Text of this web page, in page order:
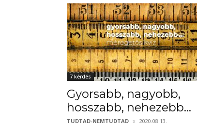
7 kérdés
Gyorsabb, nagyobb,
hosszabb, nehezebb…
TUDTAD-NEMTUDTAD 2020.08.13.